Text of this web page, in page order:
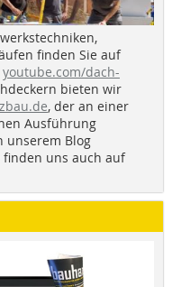
finden Sie auf
youtube.com/dach-
bieten wir
, der an einer
Ausführung
unserem Blog
finden uns auch auf